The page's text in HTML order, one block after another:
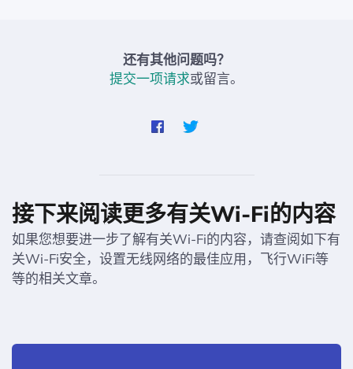
还有其他问题吗？
提交一项请求或留言。
接下来阅读更多有关Wi-Fi的内容
如果您想要进一步了解有关Wi-Fi的内容，请查阅如下有
关Wi-Fi安全，设置无线网络的最佳应用，飞行WiFi等
等的相关文章。